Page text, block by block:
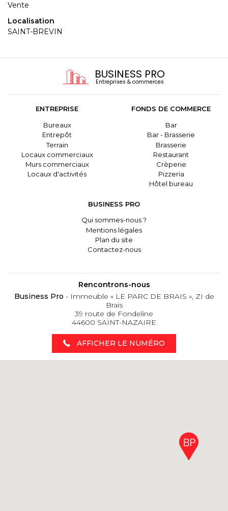
Vente
Localisation
SAINT-BREVIN
BUSINESS PRO
Entreprises & commerces
ENTREPRISE
Bureaux
Entrepôt
Terrain
Locaux commerciaux
Murs commerciaux
Locaux d'activités
FONDS DE COMMERCE
Bar
Bar - Brasserie
Brasserie
Restaurant
Crèperie
Pizzeria
Hôtel bureau
BUSINESS PRO
Qui sommes-nous ?
Mentions légales
Plan du site
Contactez-nous
Rencontrons-nous
Business Pro - Immeuble « LE PARC DE BRAIS », ZI de
Brais
39 route de Fondeline
44600 SAINT-NAZAIRE
AFFICHER LE NUMÉRO